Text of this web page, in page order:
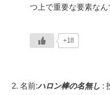
つ上で重要な要素なん
+18
名前:ハロン棒の名無し :